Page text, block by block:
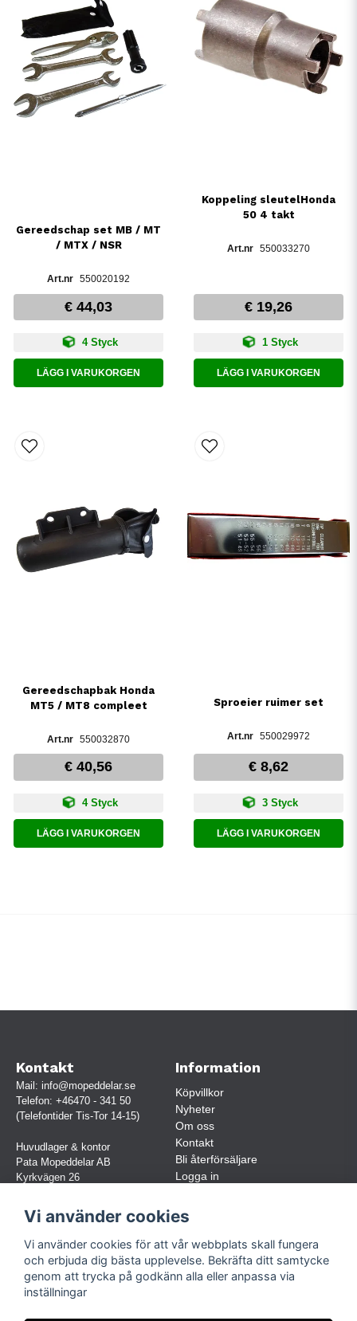
Gereedschap set MB / MT
/ MTX / NSR
550020192
€ 44,03
4 Styck
LÄGG I VARUKORGEN
Koppeling sleutelHonda
50 4 takt
550033270
€ 19,26
1 Styck
LÄGG I VARUKORGEN
Gereedschapbak Honda
MT5 / MT8 compleet
550032870
€ 40,56
4 Styck
LÄGG I VARUKORGEN
Sproeier ruimer set
550029972
€ 8,62
3 Styck
LÄGG I VARUKORGEN
Kontakt
Mail: info@mopeddelar.se
Telefon: +46470 - 341 50
(Telefontider Tis-Tor 14-15)
Huvudlager & kontor
Pata Mopeddelar AB
Kyrkvägen 26
(OBS. Endast förbokade besök)
Org.nr:
559030-5248
Jur. namn: Pata Mopeddelar AB
Information
Köpvillkor
Nyheter
Om oss
Kontakt
Bli återförsäljare
Logga in
Följ oss
Vi använder cookies
Vi använder cookies för att vår webbplats skall fungera
och erbjuda dig bästa upplevelse. Bekräfta ditt samtycke
genom att trycka på godkänn alla eller anpassa via
inställningar